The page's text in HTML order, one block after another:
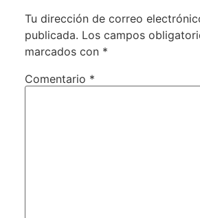
Tu dirección de correo
publicada. Los campos
marcados con *
Comentario *